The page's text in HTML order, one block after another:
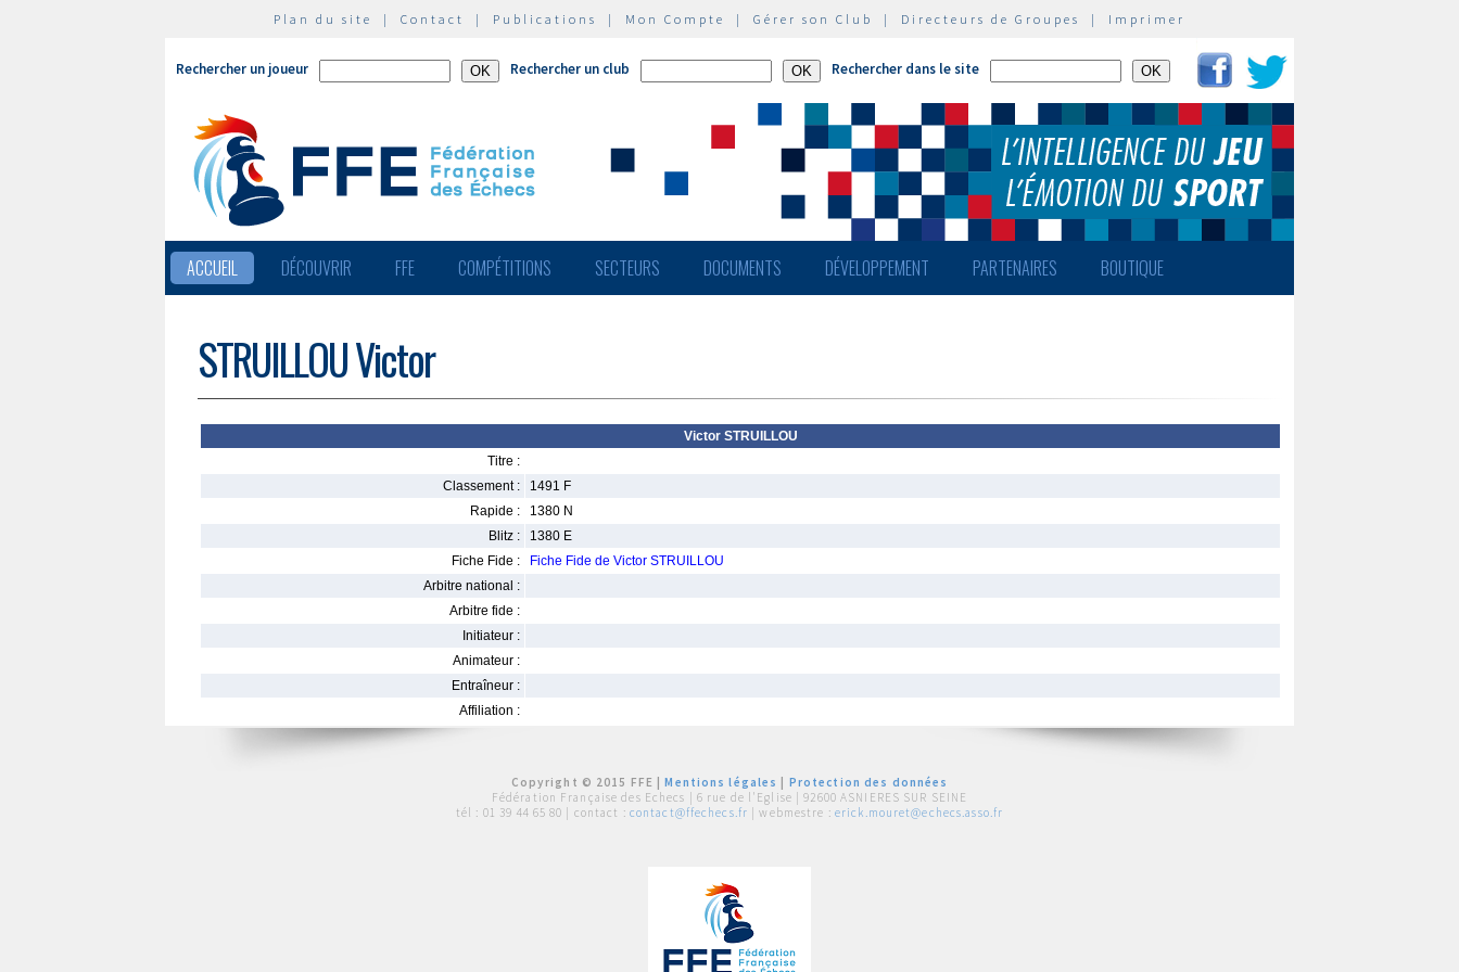
Plan du site | Contact | Publications | Mon Compte | Gérer son Club | Directeurs de Groupes | Imprimer
Rechercher un joueur Rechercher un club Rechercher dans le site
ACCUEIL DÉCOUVRIR FFE COMPÉTITIONS SECTEURS DOCUMENTS DÉVELOPPEMENT PARTENAIRES BOUTIQUE
STRUILLOU Victor
Victor STRUILLOU
Titre :
Classement :
1491 F
Rapide :
1380 N
Blitz :
1380 E
Fiche Fide :
Fiche Fide de Victor STRUILLOU
Arbitre national :
Arbitre fide :
Initiateur :
Animateur :
Entraîneur :
Affiliation :
Copyright © 2015 FFE |Mentions légales
Protection des données
Fédération Française des Echecs | 6 rue de l'Eglise | 92600 ASNIERES SUR SEINE
tél : 01 39 44 65 80 | contact : contact@ffechecs.fr | webmestre : erick.mouret@echecs.asso.fr